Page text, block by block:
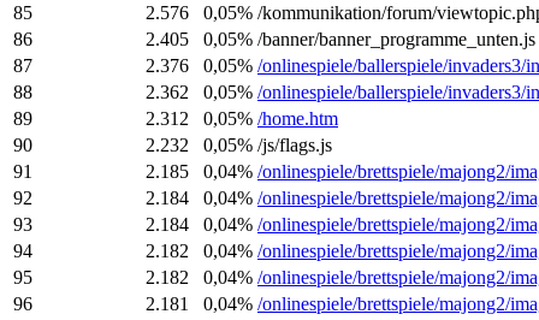
85
2.576 0,05% /kommunikation/forum/
86
2.405 0,05% /banner/banner_programme_unten.js
87
2.376 0,05% /onlinespiele/ballerspiele/invaders3/
88
2.362 0,05% /onlinespiele/ballerspiele/invaders3/
89
2.312 0,05% /home.htm
90
2.232 0,05% /js/flags.js
91
2.185 0,04% /onlinespiele/brettspiele/majong2/
92
2.184 0,04% /onlinespiele/brettspiele/majong2/
93
2.184 0,04% /onlinespiele/brettspiele/majong2/
94
2.182 0,04% /onlinespiele/brettspiele/majong2/
95
2.182 0,04% /onlinespiele/brettspiele/majong2/
96
2.181 0,04% /onlinespiele/brettspiele/majong2/